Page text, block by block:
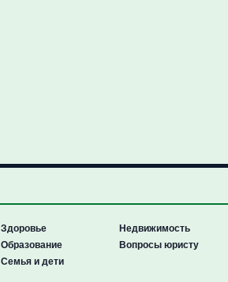
Здоровье
Образование
Семья и дети
Недвижимость
Вопросы юристу